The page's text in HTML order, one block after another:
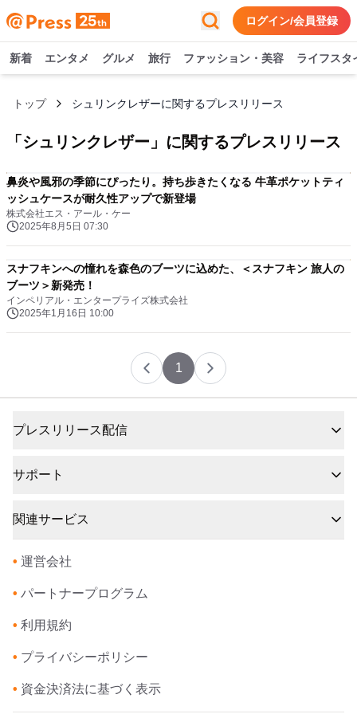
ログイン/会員登録
新着 エンタメ グルメ 旅行 ファッション・美容 ライフスタ
トップ シュリンクレザーに関するプレスリリース
「 シュリンクレザー 」に関するプレスリリース
鼻炎や風邪の季節にぴったり。持ち歩きたくなる 牛革ポケットティ
ッシュケースが耐久性アップで新登場
株式会社エス・アール・ケー
2025年8月5日 07:30
スナフキンへの憧れを森色のブーツに込めた、＜スナフキン 旅人の
ブーツ＞新発売！
インペリアル・エンタープライズ株式会社
2025年1月16日 10:00
1
プレスリリース配信
サポート
関連サービス
• 運営会社
• パートナープログラム
• 利用規約
• プライバシーポリシー
• 資金決済法に基づく表示